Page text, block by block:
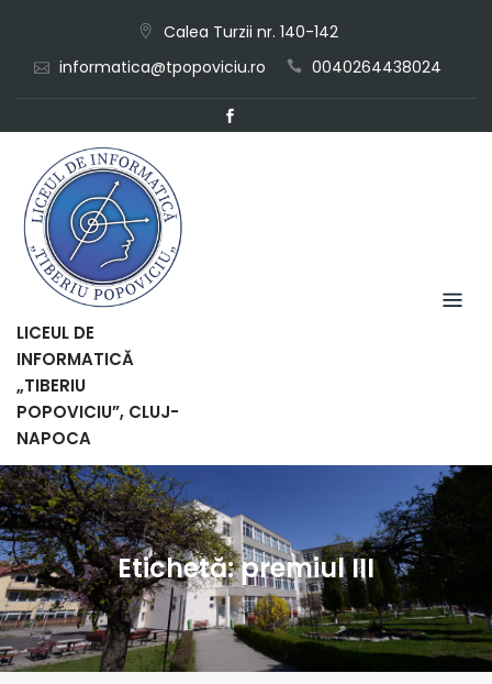
content
Calea Turzii nr. 140-142
informatica@tpopoviciu.ro
0040264438024
LICEUL DE
INFORMATICĂ
„TIBERIU
POPOVICIU”, CLUJ-
NAPOCA
Etichetă:premiul III